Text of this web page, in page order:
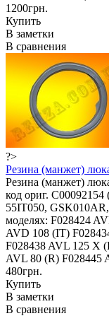
1200грн.
Купить
В заметки
В сравнения
?>
Резина (манжет)
Резина (манжет)
код ориг.
55IT050,
моделях: F028424
AVD 108 (IT)
F028438 AVL 125 X
AVL 80 (R) F028445
480грн.
Купить
В заметки
В сравнения